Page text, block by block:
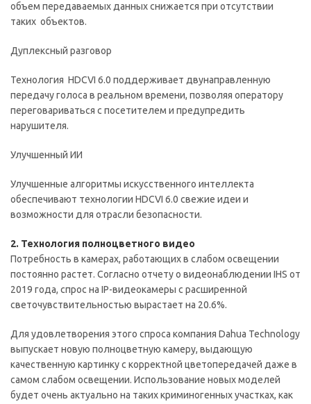
объем передаваемых данных снижается при отсутствии
таких объектов.
Дуплексный разговор
Технология HDCVI 6.0 поддерживает двунаправленную
передачу голоса в реальном времени, позволяя оператору
переговариваться с посетителем и предупредить
нарушителя.
Улучшенный ИИ
Улучшенные алгоритмы искусственного интеллекта
обеспечивают технологии HDCVI 6.0 свежие идеи и
возможности для отрасли безопасности.
2. Технология полноцветного видео
Потребность в камерах, работающих в слабом освещении
постоянно растет. Согласно отчету о видеонаблюдении IHS от
2019 года, спрос на IP-видеокамеры с расширенной
светочувствительностью вырастает на 20.6%.
Для удовлетворения этого спроса компания Dahua Technology
выпускает новую полноцветную камеру, выдающую
качественную картинку с корректной цветопередачей даже в
самом слабом освещении. Использование новых моделей
будет очень актуально на таких криминогенных участках, как